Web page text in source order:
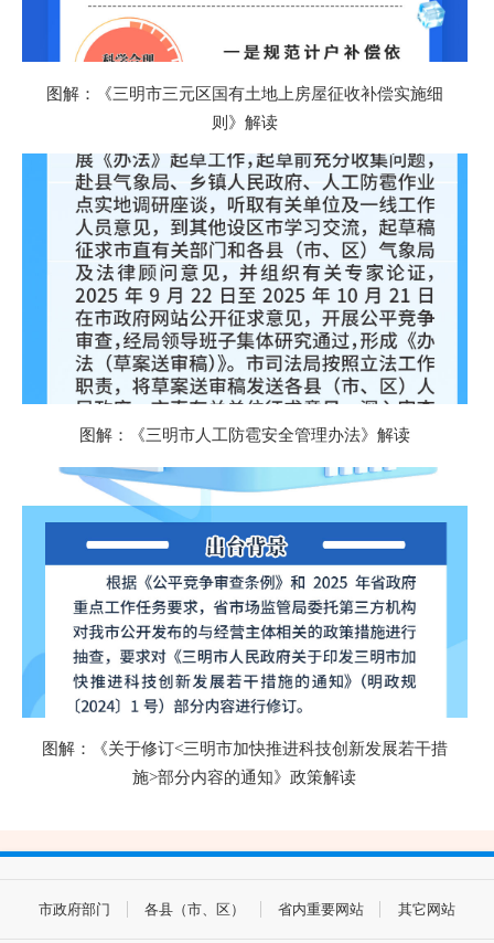
图解：《三明市三元区国有土地上房屋征收补偿实施细
则》解读
图解：《三明市人工防雹安全管理办法》解读
图解：《关于修订<三明市加快推进科技创新发展若干措
施>部分内容的通知》政策解读
市政府部门 各县（市、区） 省内重要网站 其它网站